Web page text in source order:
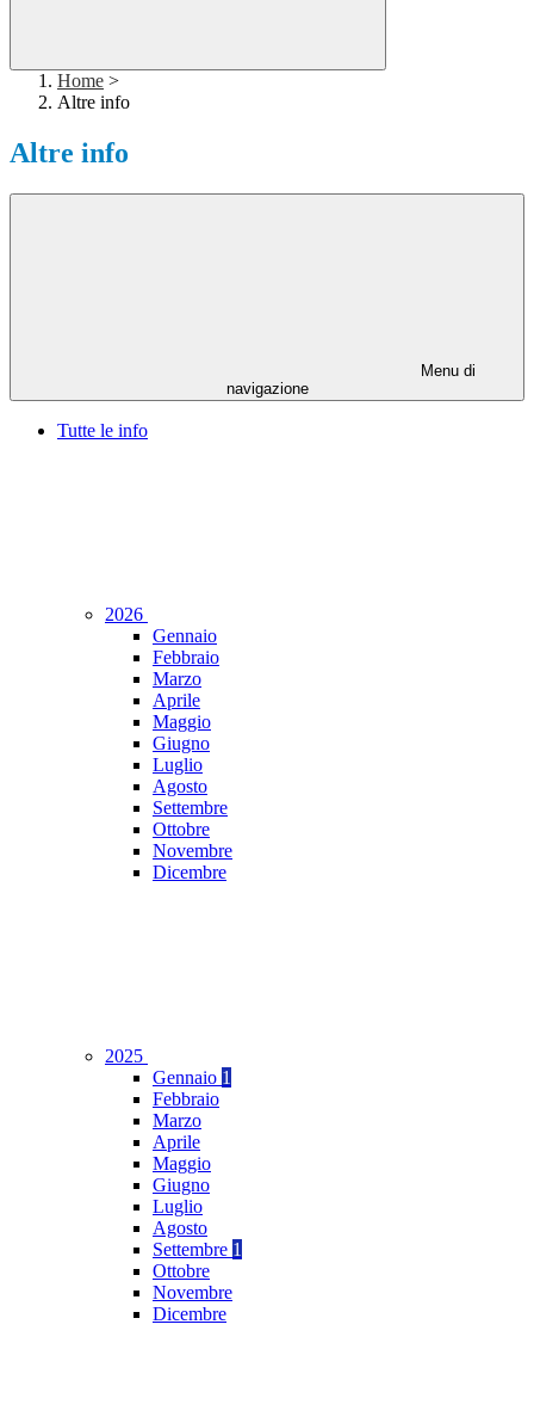
Home >
Altre info
Altre info
Menu di
navigazione
Tutte le info
2026
Gennaio
Febbraio
Marzo
Aprile
Maggio
Giugno
Luglio
Agosto
Settembre
Ottobre
Novembre
Dicembre
2025
Gennaio 1
Febbraio
Marzo
Aprile
Maggio
Giugno
Luglio
Agosto
Settembre 1
Ottobre
Novembre
Dicembre